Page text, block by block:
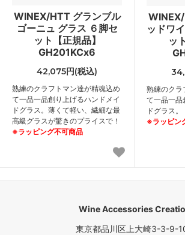
WINEX/HTT グランブル
ゴーニュ グラス ６脚セ
ット【正規品】
GH201KCx6
42,075円(税込)
熟練のクラフトマン達が精魂込め
て一品一品創り上げるハンドメイ
ドグラス。薄くて軽い、繊細な最
高級グラスが驚きのプライスで！
※ラッピング不可商品
ッドワ
ッ
熟練のクラ
て一品一品
ドグラス。
※ラッピン
Wine Accessories
東京都品川区上大崎3-3-9-